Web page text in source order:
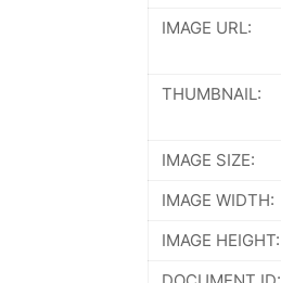
IMAGE URL:
THUMBNAIL:
IMAGE SIZE:
IMAGE WIDTH:
IMAGE HEIGHT: